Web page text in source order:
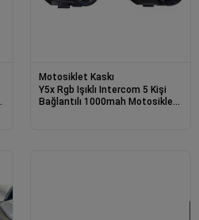
Motosiklet Kaskı
Y5x Rgb Işıklı Intercom 5 Kişi
Bağlantılı 1000mah Motosiklet